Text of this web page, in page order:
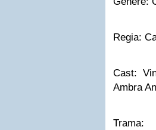
Regia:
Cast:
Ambra
Trama: